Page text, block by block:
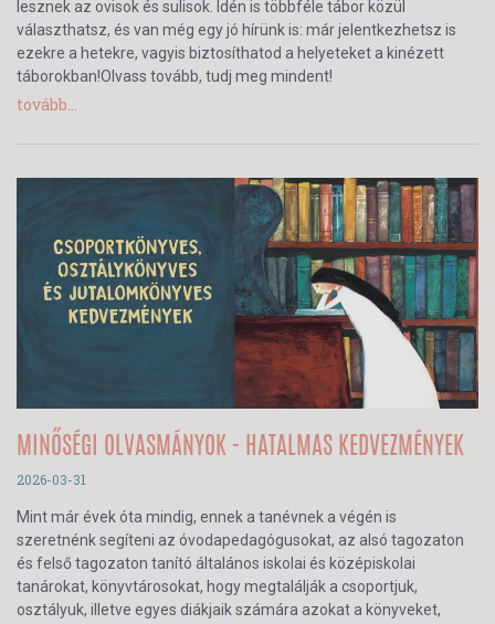
lesznek az ovisok és sulisok. Idén is többféle tábor közül
választhatsz, és van még egy jó hírünk is: már jelentkezhetsz is
ezekre a hetekre, vagyis biztosíthatod a helyeteket a kinézett
táborokban!Olvass tovább, tudj meg mindent!
tovább...
MINŐSÉGI OLVASMÁNYOK - HATALMAS KEDVEZMÉNYEK
2026-03-31
Mint már évek óta mindig, ennek a tanévnek a végén is
szeretnénk segíteni az óvodapedagógusokat, az alsó tagozaton
és felső tagozaton tanító általános iskolai és középiskolai
tanárokat, könyvtárosokat, hogy megtalálják a csoportjuk,
osztályuk, illetve egyes diákjaik számára azokat a könyveket,